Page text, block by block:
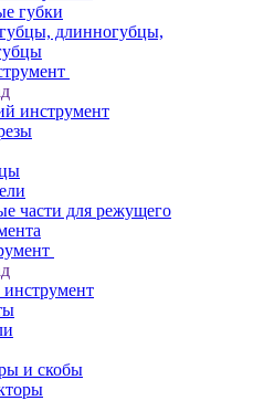
губки
длинногубцы,
инструмент
части для режущего
и скобы